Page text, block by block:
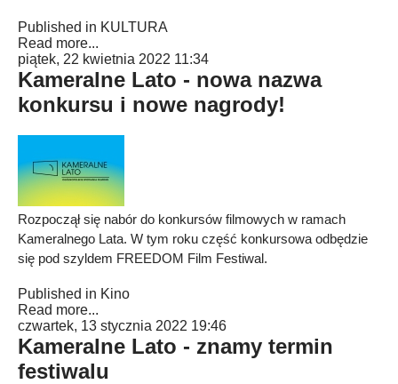
Published in KULTURA
Read more...
piątek, 22 kwietnia 2022 11:34
Kameralne Lato - nowa nazwa
konkursu i nowe nagrody!
Rozpoczął się nabór do konkursów filmowych w ramach
Kameralnego Lata. W tym roku część konkursowa odbędzie
się pod szyldem FREEDOM Film Festiwal.
Published in Kino
Read more...
czwartek, 13 stycznia 2022 19:46
Kameralne Lato - znamy termin
festiwalu